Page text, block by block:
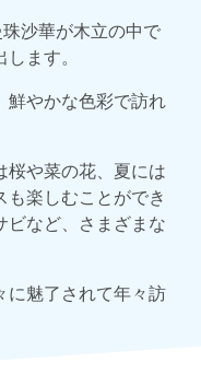
沙華が木立の中で
ます。
鮮やかな色彩で訪れ
桜や菜の花、夏には
楽しむことができ
ビなど、さまざまな
に魅了されて年々訪